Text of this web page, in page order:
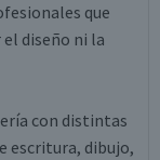
que
diseño ni la
con distintas
escritura, dibujo,